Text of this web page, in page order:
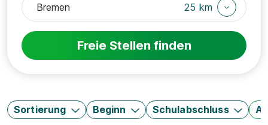
25 km
Freie Stellen finden
Sortierung Beginn Schulabschluss